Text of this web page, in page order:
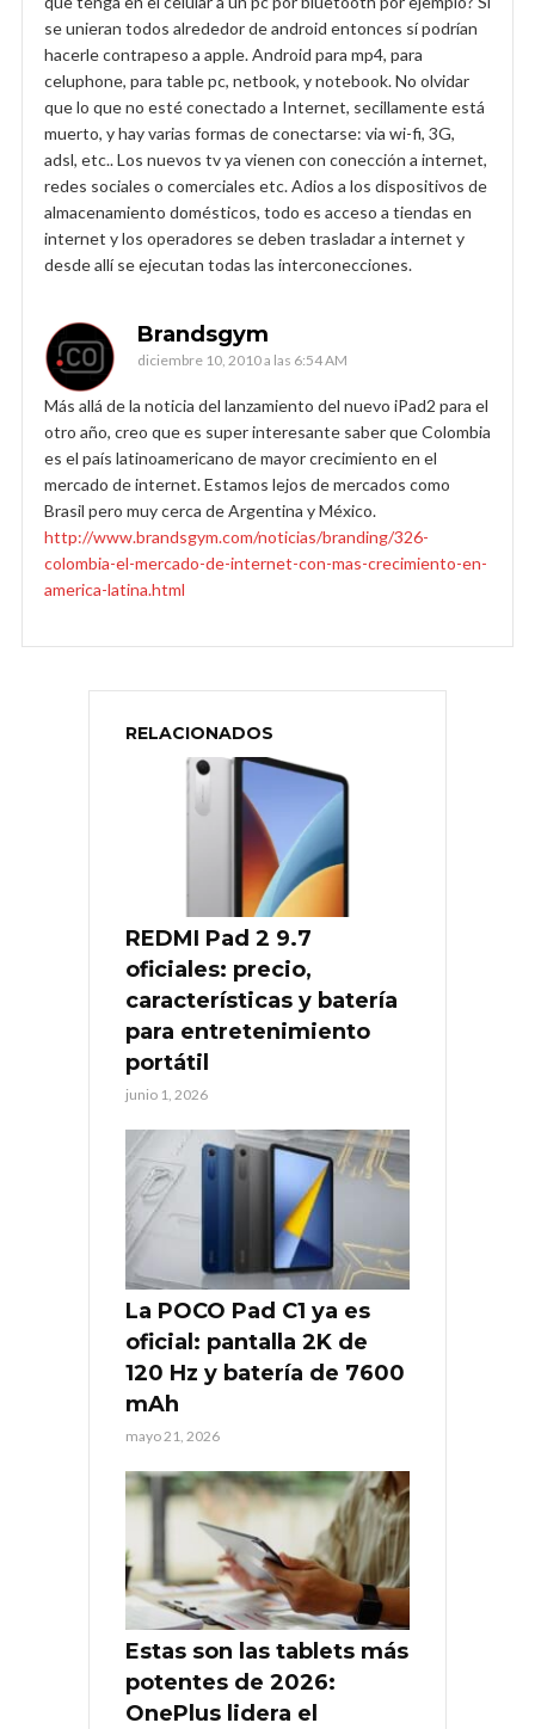
se unieran todos alrededor de android entonces sí podrían
hacerle contrapeso a apple. Android para mp4, para
celuphone, para table pc, netbook, y notebook. No olvidar
que lo que no esté conectado a Internet, secillamente está
muerto, y hay varias formas de conectarse: via wi-fi, 3G,
adsl, etc.. Los nuevos tv ya vienen con conección a internet,
redes sociales o comerciales etc. Adios a los dispositivos de
almacenamiento domésticos, todo es acceso a tiendas en
internet y los operadores se deben trasladar a internet y
desde allí se ejecutan todas las interconecciones.
Brandsgym
diciembre 10, 2010 a las 6:54 AM
Más allá de la noticia del lanzamiento del nuevo iPad2 para el
otro año, creo que es super interesante saber que Colombia
es el país latinoamericano de mayor crecimiento en el
mercado de internet. Estamos lejos de mercados como
Brasil pero muy cerca de Argentina y México.
http://www.brandsgym.com/noticias/branding/326-
colombia-el-mercado-de-internet-con-mas-crecimiento-en-
america-latina.html
RELACIONADOS
REDMI Pad 2 9.7
oficiales: precio,
características y batería
para entretenimiento
portátil
junio 1, 2026
La POCO Pad C1 ya es
oficial: pantalla 2K de
120 Hz y batería de 7600
mAh
mayo 21, 2026
Estas son las tablets más
potentes de 2026:
OnePlus lidera el